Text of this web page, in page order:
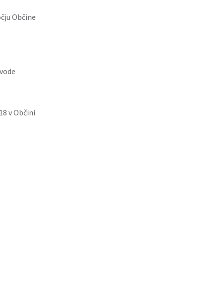
Občine
v Občini